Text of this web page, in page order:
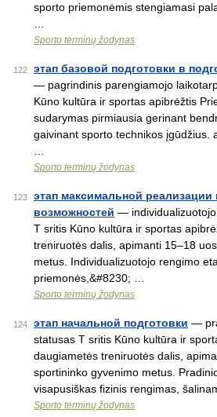
sporto priemonėmis stengiamasi
Sporto terminų žodynas
122
этап базовой подготовки в
— pagrindinis parengiamojo
Kūno kultūra ir sportas apibrėžtis
sudarymas pirmiausia gerinant
gaivinant sporto technikos įgūdžius.
Sporto terminų žodynas
123
этап максимальной
возможностей —
T sritis Kūno kultūra ir sportas
treniruotės dalis, apimanti 15–18
metus. Individualizuotojo rengimo
priemonės,&#8230; …
Sporto terminų žodynas
124 этап начальной подготовки —
statusas T sritis Kūno kultūra ir
daugiametės treniruotės dalis,
sportininko gyvenimo metus.
visapusiškas fizinis rengimas,
Sporto terminų žodynas